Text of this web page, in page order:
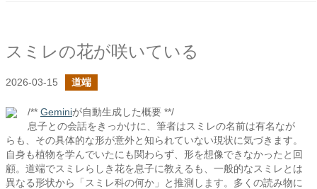
スミレの花が咲いている
2026-03-15 道端
/** Geminiが自動生成した概要 **/
息子との会話をきっかけに、筆者はスミレの名前は有名なが
らも、その具体的な形が意外と知られていない現状に気づきます。
自身も植物を学んでいたにも関わらず、形を想像できなかったと回
顧。道端でスミレらしき花を息子に教えるも、一般的なスミレとは
異なる形状から「スミレ科の何か」と推測します。多くの読み物に